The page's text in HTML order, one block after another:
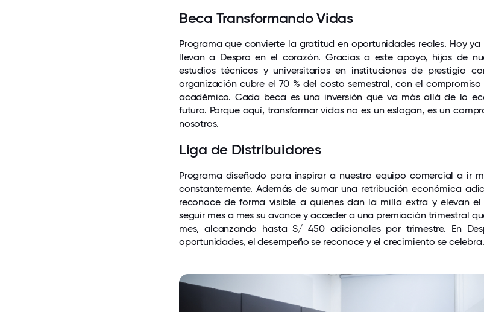
Beca Transformando Vidas
Programa que convierte la gratitud en oportunidades reales. Hoy
llevan a Despro en el corazón. Gracias a este apoyo, hijos de
estudios técnicos y universitarios en instituciones de prestigio
organización cubre el 70 % del costo semestral, con el
académico. Cada beca es una inversión que va más allá de lo
futuro. Porque aquí, transformar vidas no es un eslogan, es un
nosotros.
Liga de Distribuidores
Programa diseñado para inspirar a nuestro equipo comercial a ir
constantemente. Además de sumar una retribución económica
reconoce de forma visible a quienes dan la milla extra y elevan
seguir mes a mes su avance y acceder a una premiación trimestral
mes, alcanzando hasta S/ 450 adicionales por trimestre. En
oportunidades, el desempeño se reconoce y el crecimiento se celebra.